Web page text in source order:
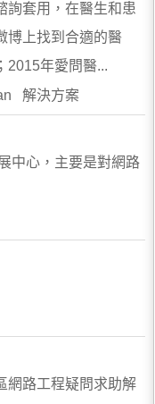
詢套用，在醫生和患
博上找到合適的醫
2015年愛問醫...
解決方案
中心，主要是對網路
網路工程疑問求助解